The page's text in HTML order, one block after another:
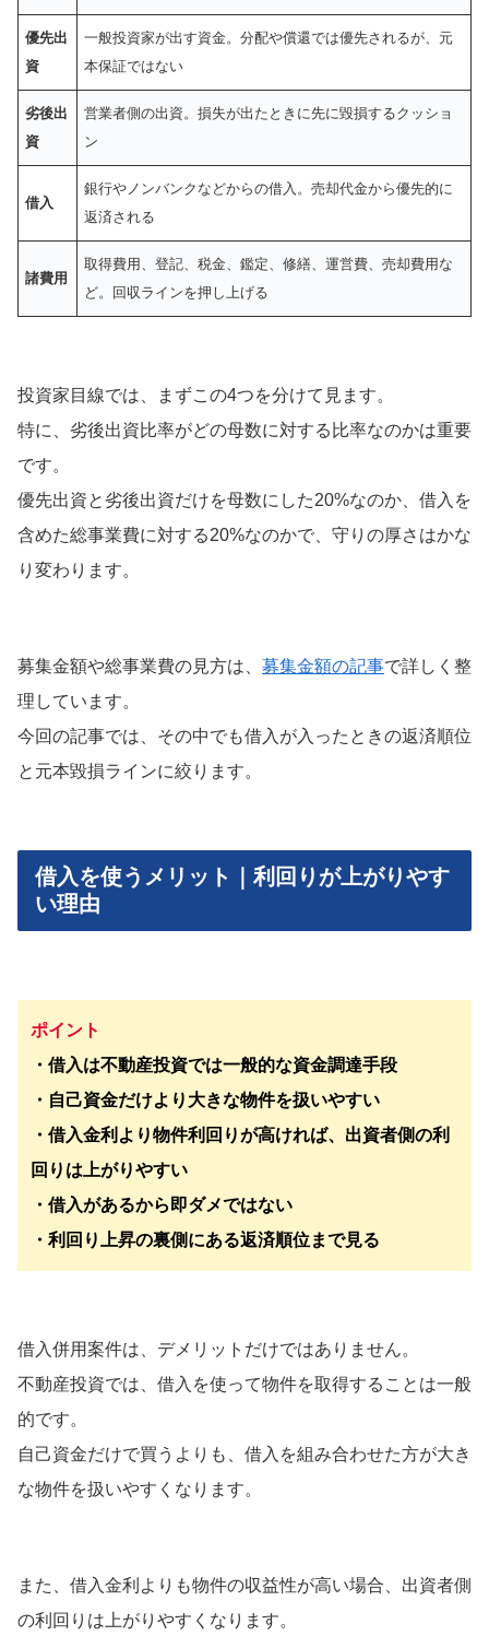
優先出
資
一般投資家が出す資金。分配や償還では優先されるが、元
本保証ではない
劣後出
資
営業者側の出資。損失が出たときに先に毀損するクッショ
ン
借入
銀行やノンバンクなどからの借入。売却代金から優先的に
返済される
諸費用
取得費用、登記、税金、鑑定、修繕、運営費、売却費用な
ど。回収ラインを押し上げる
投資家目線では、まずこの4つを分けて見ます。
特に、劣後出資比率がどの母数に対する比率なのかは重要
です。
優先出資と劣後出資だけを母数にした20%なのか、借入を
含めた総事業費に対する20%なのかで、守りの厚さはかな
り変わります。
募集金額や総事業費の見方は、 募集金額の記事で詳しく整
理しています。
今回の記事では、その中でも借入が入ったときの返済順位
と元本毀損ラインに絞ります。
借入を使うメリット｜利回りが上がりやす
い理由
ポイント
・借入は不動産投資では一般的な資金調達手段
・自己資金だけより大きな物件を扱いやすい
・借入金利より物件利回りが高ければ、出資者側の利
回りは上がりやすい
・借入があるから即ダメではない
・利回り上昇の裏側にある返済順位まで見る
借入併用案件は、デメリットだけではありません。
不動産投資では、借入を使って物件を取得することは一般
的です。
自己資金だけで買うよりも、借入を組み合わせた方が大き
な物件を扱いやすくなります。
また、借入金利よりも物件の収益性が高い場合、出資者側
の利回りは上がりやすくなります。